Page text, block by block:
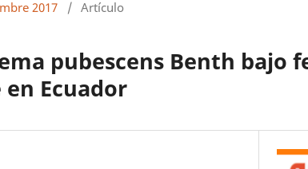
2017 / Artículo
pubescens Benth bajo
Ecuador